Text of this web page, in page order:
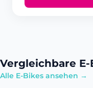
Vergleichbare E-
Alle E-Bikes ansehen →